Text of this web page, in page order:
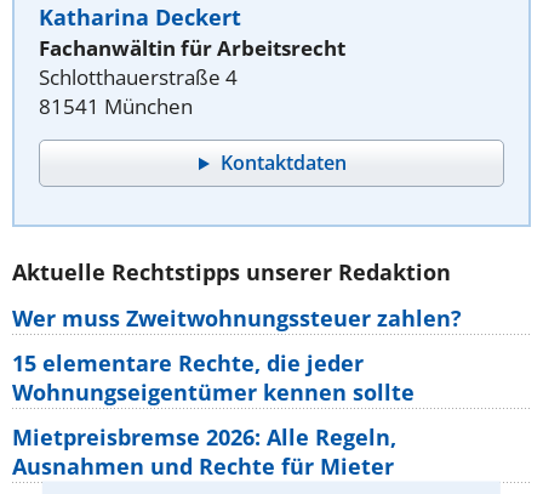
Katharina Deckert
Fachanwältin für Arbeitsrecht
Schlotthauerstraße 4
81541 München
Kontaktdaten
Aktuelle Rechtstipps unserer Redaktion
Wer muss Zweitwohnungssteuer zahlen?
15 elementare Rechte, die jeder
Wohnungseigentümer kennen sollte
Mietpreisbremse 2026: Alle Regeln,
Ausnahmen und Rechte für Mieter